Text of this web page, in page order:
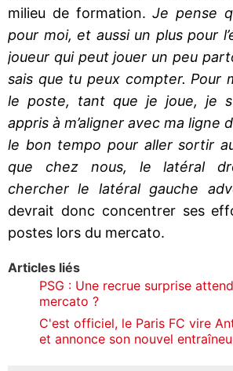
milieu de formation.Je pense
pour moi, et aussi un plus pour
joueur qui peut jouer un peu
sais que tu peux compter. Pour
le poste, tant que je joue, je
appris à m’aligner avec ma ligne
le bon tempo pour aller sortir
que chez nous, le latéral
chercher le latéral gauche
devrait donc concentrer ses
postes lors du mercato.
Articles liés
PSG : Une recrue surprise
mercato ?
C'est officiel, le Paris FC vire
et annonce son nouvel